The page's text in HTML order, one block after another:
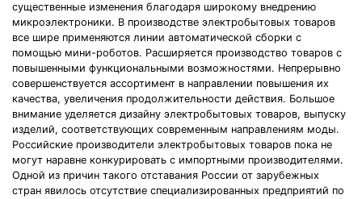
существенные изменения благодаря широкому внедрению
микроэлектроники. В производстве электробытовых товаров
все шире применяются линии автоматической сборки с
помощью мини-роботов. Расширяется производство товаров с
повышенными функциональными возможностями. Непрерывно
совершенствуется ассортимент в направлении повышения их
качества, увеличения продолжительности действия. Большое
внимание уделяется дизайну электробытовых товаров, выпуску
изделий, соответствующих современным направлениям моды.
Российские производители электробытовых товаров пока не
могут наравне конкурировать с импортными производителями.
Одной из причин такого отставания России от зарубежных
стран явилось отсутствие специализированных предприятий по